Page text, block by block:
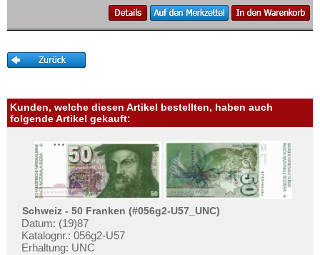
Kunden, welche diesen Artikel bestellten, haben auch
folgende Artikel gekauft:
Schweiz - 50 Franken (#056g2-U57_UNC)
Datum: (19)87
Katalognr.: 056g2-U57
Erhaltung: UNC